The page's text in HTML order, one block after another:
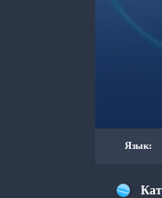
Язык: